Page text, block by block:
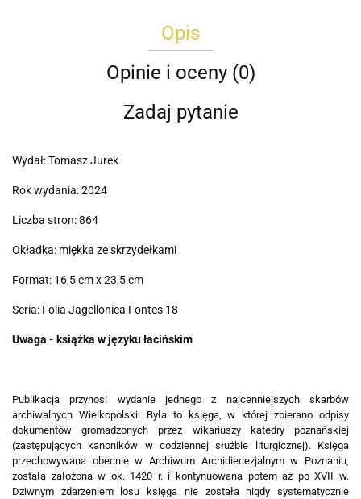
Opis
Opinie i oceny (0)
Zadaj pytanie
Wydał: Tomasz Jurek
Rok wydania: 2024
Liczba stron: 864
Okładka: miękka ze skrzydełkami
Format: 16,5 cm x 23,5 cm
Seria: Folia Jagellonica Fontes 18
Uwaga - książka w języku łacińskim
Publikacja przynosi wydanie jednego z najcenniejszych skarbów
archiwalnych Wielkopolski. Była to księga, w której zbierano odpisy
dokumentów gromadzonych przez wikariuszy katedry poznańskiej
(zastępujących kanoników w codziennej służbie liturgicznej). Księga
przechowywana obecnie w Archiwum Archidiecezjalnym w Poznaniu,
została założona w ok. 1420 r. i kontynuowana potem aż po XVII w.
Dziwnym zdarzeniem losu księga nie została nigdy systematycznie